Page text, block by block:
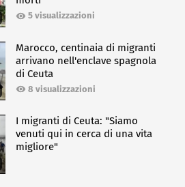
5 visualizzazioni
Marocco, centinaia di migranti
arrivano nell'enclave spagnola
di Ceuta
8 visualizzazioni
I migranti di Ceuta: "Siamo
venuti qui in cerca di una vita
migliore"